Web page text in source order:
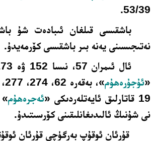
53/39
.
باشقىسى قىلغان ئىبادەت شۇ
نەتىجىسىنى يەنە بىر باشقىسى كۆرمەيدۇ.
«ئۇجۇرەھۇم
19 قاتارلىق ئايەتلەردىكى «
ئەجرەھۇم»
نى شۇنىڭ ئالىدىغانلىقىنى كۆرسىتىدۇ.
قۇرئان ئوقۇپ بەرگۈچى قۇرئان